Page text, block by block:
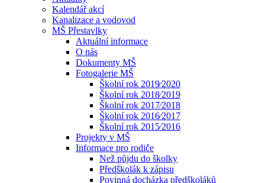
Kalendář akcí
Kanalizace a vodovod
MŠ Přestavlky
Aktuální informace
O nás
Dokumenty MŠ
Fotogalerie MŠ
Školní rok 2019⁄2020
Školní rok 2018⁄2019
Školní rok 2017⁄2018
Školní rok 2016⁄2017
Školní rok 2015⁄2016
Projekty v MŠ
Informace pro rodiče
Než půjdu do školky
Předškolák k zápisu
Povinná docházka předškoláků